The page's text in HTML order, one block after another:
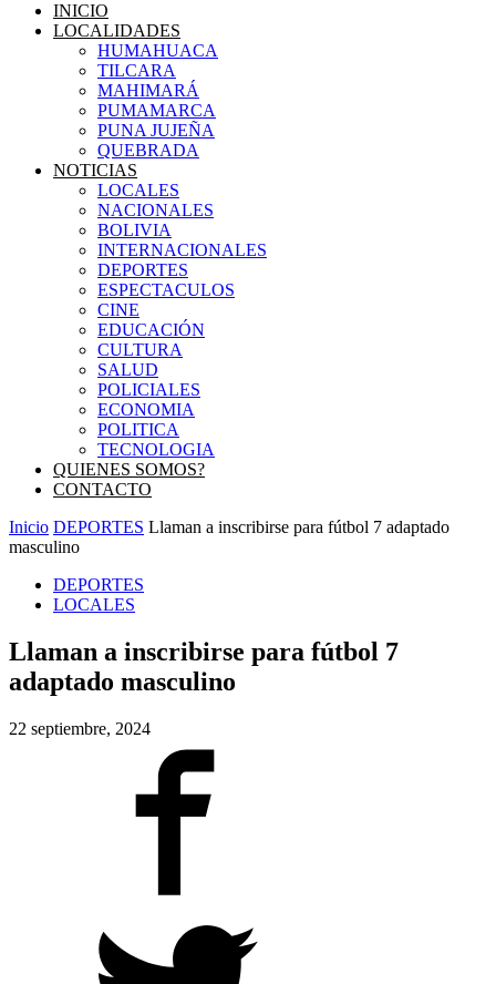
INICIO
LOCALIDADES
HUMAHUACA
TILCARA
MAHIMARÁ
PUMAMARCA
PUNA JUJEÑA
QUEBRADA
NOTICIAS
LOCALES
NACIONALES
BOLIVIA
INTERNACIONALES
DEPORTES
ESPECTACULOS
CINE
EDUCACIÓN
CULTURA
SALUD
POLICIALES
ECONOMIA
POLITICA
TECNOLOGIA
QUIENES SOMOS?
CONTACTO
Inicio DEPORTES Llaman a inscribirse para fútbol 7 adaptado
masculino
DEPORTES
LOCALES
Llaman a inscribirse para fútbol 7
adaptado masculino
22 septiembre, 2024